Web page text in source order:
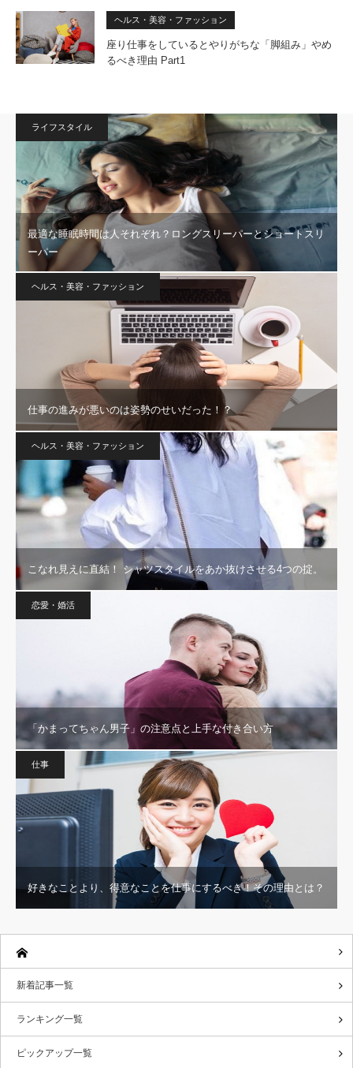
ヘルス・美容・ファッション
座り仕事をしているとやりがちな「脚組み」やめ
るべき理由 Part1
ライフスタイル
最適な睡眠時間は人それぞれ？ロングスリーパーとショートスリ
ーパー
ヘルス・美容・ファッション
仕事の進みが悪いのは姿勢のせいだった！？
ヘルス・美容・ファッション
こなれ見えに直結！ シャツスタイルをあか抜けさせる4つの掟。
恋愛・婚活
「かまってちゃん男子」の注意点と上手な付き合い方
仕事
好きなことより、得意なことを仕事にするべき！その理由とは？
新着記事一覧
ランキング一覧
ピックアップ一覧